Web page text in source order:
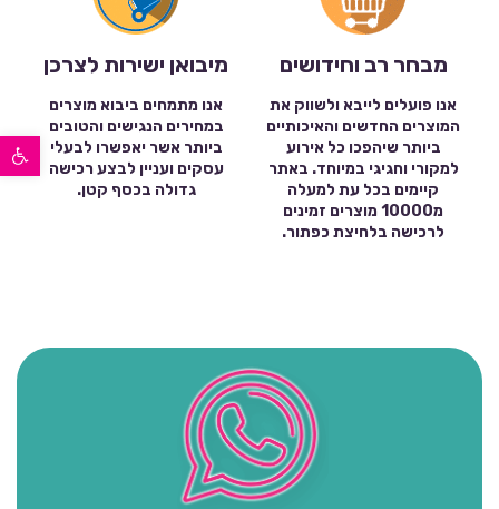
פתח סרגל נגישות
מבחר רב וחידושים
אנו פועלים לייבא ולשווק את
המוצרים החדשים והאיכותיים
ביותר שיהפכו כל אירוע
למקורי וחגיגי במיוחד. באתר
קיימים בכל עת למעלה
מ10000 מוצרים זמינים
לרכישה בלחיצת כפתור.
מיבואן ישירות לצרכן
אנו מתמחים ביבוא מוצרים
במחירים הנגישים והטובים
ביותר אשר יאפשרו לבעלי
עסקים ועניין לבצע רכישה
גדולה בכסף קטן.